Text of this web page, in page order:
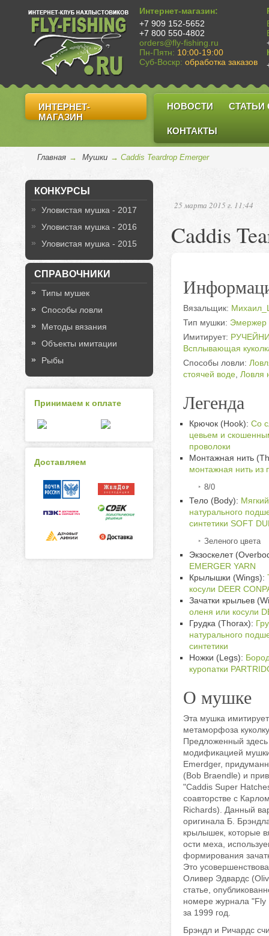
Интернет-магазин:
+7 909 152-5652
+7 800 550-4802
orders@fly-fishing.ru
Пн-Пятн: 10:00-19:00
Суб-Воскр: обработка заказов
ИНТЕРНЕТ-
МАГАЗИН
НОВОСТИ СТАТЬИ
КОНТАКТЫ
Главная → Мушки → Caddis Teardrop Emerger
КОНКУРСЫ
Уловистая мушка - 2017
Уловистая мушка - 2016
Уловистая мушка - 2015
СПРАВОЧНИКИ
Типы мушек
Способы ловли
Методы вязания
Объекты имитации
Рыбы
Принимаем к оплате
Доставляем
25 марта 2015 г. 11:44
Caddis
Вязальщик:
Тип мушки: Эмержер
Имитирует:
Всплывающая
Способы ловли:
стоячей воде, Ловля
Легенда
Крючок (Hook): Со
цевьем и
проволоки
Монтажная нить
монтажная нить из
8/0
Тело (Body):
натурального
синтетики SOFT
Зеленого цвета
Экзоскелет
EMERGER YARN
Крылышки (Wings):
косули DEER
Зачатки крыльев
оленя или косули
Грудка (Thorax):
натурального
синтетики
Ножки (Legs):
куропатки
О мушке
Эта мушка
метаморфоза
Предложенный здесь
модификацией
Emerdger,
(Bob Braendle) и
"Caddis Super
соавторстве с
Richards). Данный
оригинала Б.
крылышек, которые
ости меха,
формирования
Это
Оливер Эдвардс
статье,
номере журнала "Fly
за 1999 год.
Брэндл и Ричардс